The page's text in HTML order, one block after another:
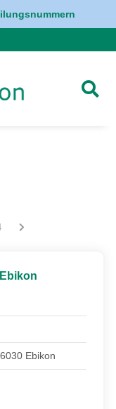
la page
sur la page
êtes sur la page
Ebikon